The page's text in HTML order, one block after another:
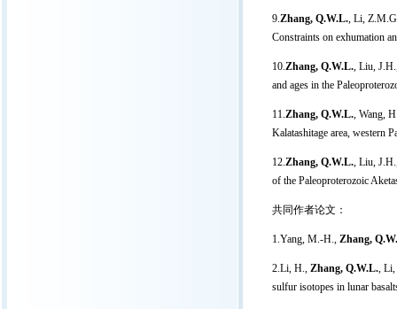
9.Zhang, Q.W.L., Li,
Constraints on exhumation
10.Zhang, Q.W.L., Liu,
and ages in the
11.Zhang, Q.W.L., Wang,
Kalatashitage area, western
12.Zhang, Q.W.L., Liu,
of the Paleoproterozoic
共同作者论文：
1.Yang, M.-H., Zhang,
2.Li, H., Zhang, Q.W.L., Li,
sulfur isotopes in lunar